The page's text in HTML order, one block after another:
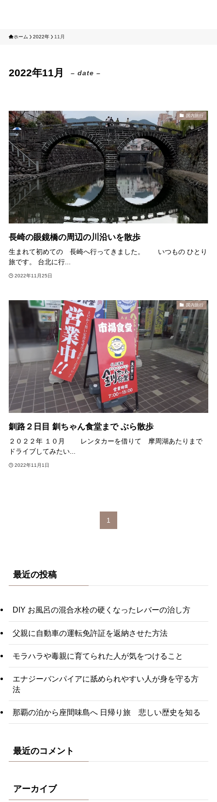
ホーム 2022年 11月
2022年11月 – date –
国内旅行
長崎の眼鏡橋の周辺の川沿いを散歩
生まれて初めての 長崎へ行ってきました。 いつもの ひとり
旅です。 台北に行...
2022年11月25日
国内旅行
釧路２日目 釧ちゃん食堂まで ぶら散歩
２０２２年 １０月 レンタカーを借りて 摩周湖あたりまで
ドライブしてみたい...
2022年11月1日
1
最近の投稿
DIY お風呂の混合水栓の硬くなったレバーの治し方
父親に自動車の運転免許証を返納させた方法
モラハラや毒親に育てられた人が気をつけること
エナジーバンパイアに舐められやすい人が身を守る方
法
那覇の泊から座間味島へ 日帰り旅 悲しい歴史を知る
最近のコメント
アーカイブ